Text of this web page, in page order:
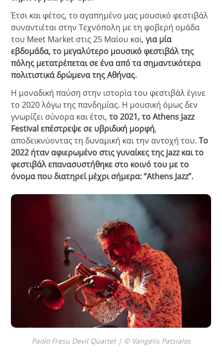
Έτσι και φέτος, το αγαπημένο μας μουσικό φεστιβάλ
συναντιέται στην Τεχνόπολη με τη φοβερή ομάδα
του Meet Market στις 25 Μαΐου και,για μία
εβδομάδα, το μεγαλύτερο μουσικό φεστιβάλ της
πόλης μετατρέπεται σε ένα από τα σημαντικότερα
πολιτιστικά δρώμενα της Αθήνας.
Η μοναδική παύση στην ιστορία του φεστιβάλ έγινε
το 2020 λόγω της πανδημίας. Η μουσική όμως δεν
γνωρίζει σύνορα και έτσι,το 2021, το Athens Jazz
Festival επέστρεψε σε υβριδική μορφή,
αποδεικνύοντας τη δυναμική και την αντοχή του.Το
2022 ήταν αφιερωμένο στις γυναίκες της jazz και το
φεστιβάλ επανασυστήθηκε στο κοινό του με το
όνομα που διατηρεί μέχρι σήμερα: “Athens Jazz”.
Paolo Fresu Devil Quartet | © Vangelis Patsialos